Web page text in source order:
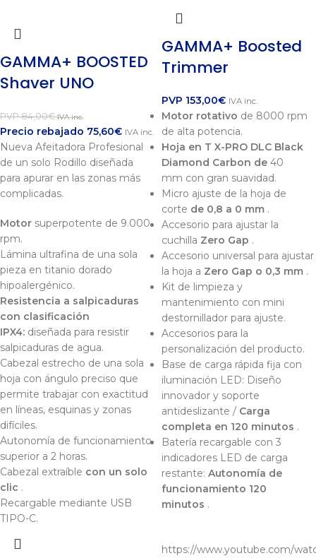
GAMMA+ BOOSTED
Shaver UNO
PVP84,00€ IVA inc.
Precio rebajado 75,60€ IVA inc.
Nueva Afeitadora Profesional
de un solo Rodillo diseñada
para apurar en las zonas más
complicadas.
Motor superpotente de 9.000
rpm.
Lámina ultrafina de una sola
pieza en titanio dorado
hipoalergénico.
Resistencia a salpicaduras
con clasificación
IPX4: diseñada para resistir
salpicaduras de agua.
Cabezal estrecho de una sola
hoja con ángulo preciso que
permite trabajar con exactitud
en líneas, esquinas y zonas
difíciles.
Autonomía de funcionamiento
superior a 2 horas.
Cabezal extraíble con un solo
clic .
Recargable mediante USB
TIPO-C.
GAMMA+ Boosted
Trimmer
PVP 153,00€ IVA inc.
Motor rotativo de 8000 rpm
de alta potencia.
Hoja en T X-PRO DLC Black
Diamond Carbon de 40
mm con gran suavidad.
Micro ajuste de la hoja de
corte de 0,8 a 0 mm .
Accesorio para ajustar la
cuchilla Zero Gap .
Accesorio universal para ajustar
la hoja a Zero Gap o 0,3 mm .
Kit de limpieza y
mantenimiento con mini
destornillador para ajuste.
Accesorios para la
personalización del producto.
Base de carga rápida fija con
iluminación LED: Diseño
innovador y soporte
antideslizante / Carga
completa en 120 minutos .
Batería recargable con 3
indicadores LED de carga
restante: Autonomía de
funcionamiento 120
minutos .
https://www.youtube.com/